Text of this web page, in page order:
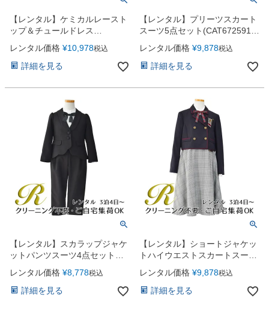
【レンタル】ケミカルレースト
ップ＆チュールドレス
（JK3685）ミント
レンタル価格 ¥10,978税込
詳細を見る
【レンタル】プリーツスカート
スーツ5点セット(CAT672591)
レンタル価格 ¥9,878税込
詳細を見る
【レンタル】スカラップジャケ
ットパンツスーツ4点セット
(CAT437310)ブラック
レンタル価格 ¥8,778税込
詳細を見る
【レンタル】ショートジャケッ
トハイウエストスカートスーツ
5点セット(CAT422503)ネイビ
ー
レンタル価格 ¥9,878税込
詳細を見る